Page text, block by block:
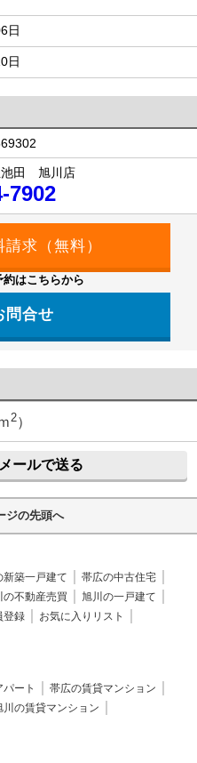
日
日
池田 旭川店
7902
はこちらから
問合せ
2）
ールで送る
ジの先頭へ
新築一戸建て
帯広の中古住宅
の不動産売買
旭川の一戸建て
登録
お気に入りリスト
ート
帯広の賃貸マンション
川の賃貸マンション